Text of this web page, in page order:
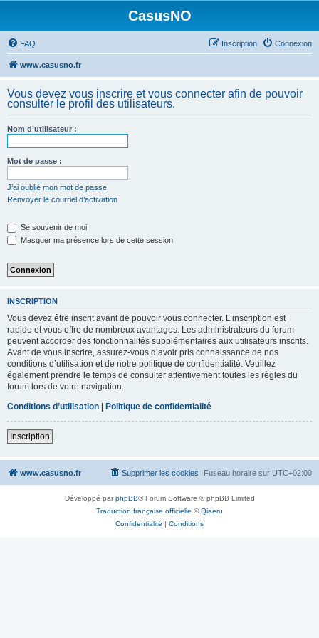
CasusNO
FAQ Connexion
Inscription
www.casusno.fr
Vous devez vous inscrire et vous connecter afin de pouvoir
consulter le profil des utilisateurs.
Nom d’utilisateur :
Mot de passe :
J’ai oublié mon mot de passe
Renvoyer le courriel d’activation
Se souvenir de moi
Masquer ma présence lors de cette session
INSCRIPTION
Vous devez être inscrit avant de pouvoir vous connecter. L’inscription est
rapide et vous offre de nombreux avantages. Les administrateurs du forum
peuvent accorder des fonctionnalités supplémentaires aux utilisateurs inscrits.
Avant de vous inscrire, assurez-vous d’avoir pris connaissance de nos
conditions d’utilisation et de notre politique de confidentialité. Veuillez
également prendre le temps de consulter attentivement toutes les règles du
forum lors de votre navigation.
Conditions d’utilisation | Politique de confidentialité
Inscription
www.casusno.fr Fuseau horaire sur UTC+02:00
Supprimer les cookies
Développé parphpBB® Forum Software © phpBB Limited
Traduction française officielle ©Qiaeru
Confidentialité | Conditions